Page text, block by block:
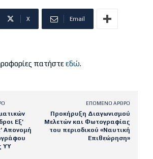
X Email
πατήστεεδώ.
Εξ’
Απονομή
ΥΥ
ΕΠΌΜΕΝΟ ΆΡΘΡΟ
Προκήρυξη Διαγωνισμού
Μελετών και Φωτογραφίας
του περιοδικού «Ναυτική
Επιθεώρηση»